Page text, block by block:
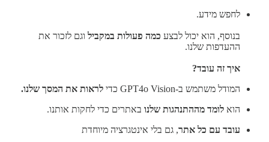
לחפש מידע.
בנוסף, הוא יכול לבצע כמה פעולות במקביל וגם לזכור את
ההעדפות שלנו.
איך זה עובד?
המודל משתמש ב-GPT4o Vision כדי
לראות את המסך שלנו.
הוא לומד מההתנהגות שלנו באתרים כדי לחקות אותנו.
עובד עם כל אתר, גם בלי אינטגרציה מיוחדת